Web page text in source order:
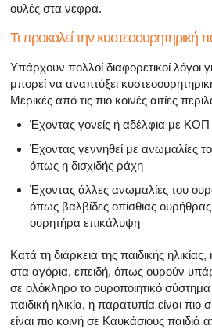
ουλές στα νεφρά.
Τι προκαλεί την κυστεοουρητηρική
Υπάρχουν πολλοί διαφορετικοί λόγοι
μπορεί να αναπτύξει
Μερικές από τις πιο κοινές αιτίες
Έχοντας γονείς ή αδέλφια με ΚΟΠ
Έχοντας γεννηθεί με ανωμαλίες
όπως η δισχιδής ράχη
Έχοντας άλλες ανωμαλίες του
όπως βαλβίδες οπίσθιας
ουρητήρα επικάλυψη
Κατά τη διάρκεια της παιδικής
στα αγόρια, επειδή, όπως ουρούν
σε ολόκληρο το ουροποιητικό
παιδική ηλικία, η παρατυπία είναι
είναι πιο κοινή σε Καυκάσιους παιδιά